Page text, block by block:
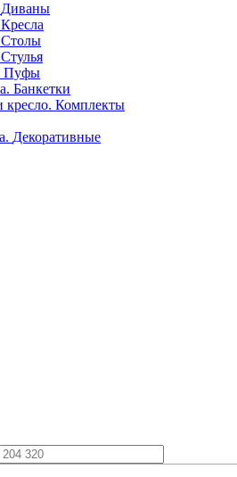
Диваны
Кресла
Столы
Стулья
Пуфы
Банкетки
Комплекты
Декоративные